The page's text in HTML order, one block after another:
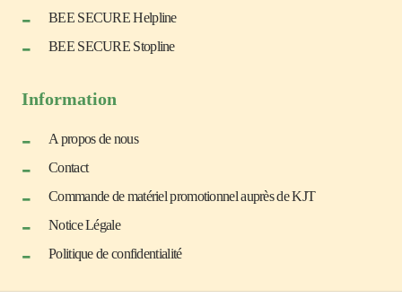
BEE SECURE Helpline
BEE SECURE Stopline
Information
A propos de nous
Contact
Commande de matériel promotionnel auprès de KJT
Notice Légale
Politique de confidentialité